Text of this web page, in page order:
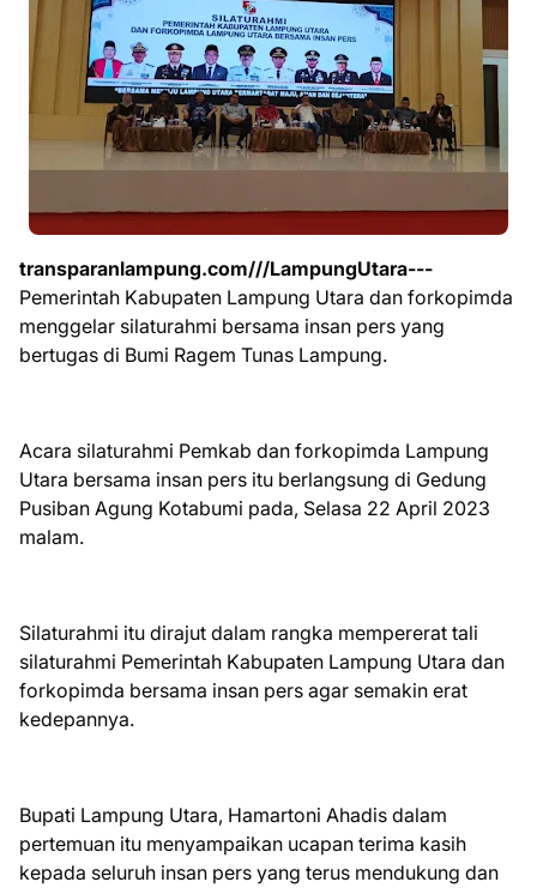
transparanlampung.com///LampungUtara---
Pemerintah Kabupaten Lampung Utara dan forkopimda
menggelar silaturahmi bersama insan pers yang
bertugas di Bumi Ragem Tunas Lampung.
Acara silaturahmi Pemkab dan forkopimda Lampung
Utara bersama insan pers itu berlangsung di Gedung
Pusiban Agung Kotabumi pada, Selasa 22 April 2023
malam.
Silaturahmi itu dirajut dalam rangka mempererat tali
silaturahmi Pemerintah Kabupaten Lampung Utara dan
forkopimda bersama insan pers agar semakin erat
kedepannya.
Bupati Lampung Utara, Hamartoni Ahadis dalam
pertemuan itu menyampaikan ucapan terima kasih
kepada seluruh insan pers yang terus mendukung dan